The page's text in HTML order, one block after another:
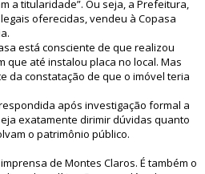
a titularidade”. Ou seja, a Prefeitura,
oferecidas, vendeu à Copasa
está consciente de que realizou
que até instalou placa no local. Mas
da constatação de que o imóvel teria
após investigação formal a
exatamente dirimir dúvidas quanto
o patrimônio público.
de Montes Claros. É também o